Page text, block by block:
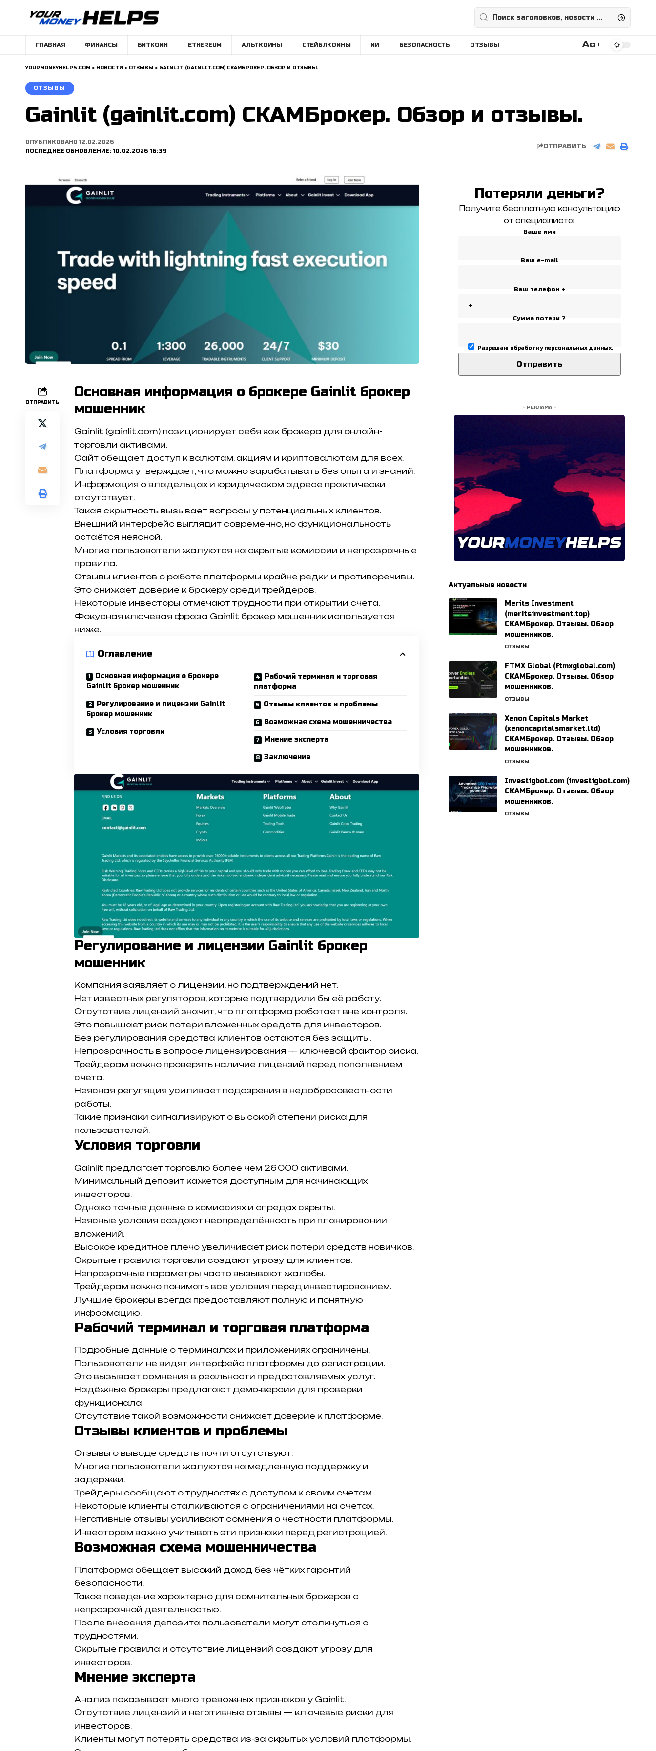
ГЛАВНАЯ ФИНАНСЫ БИТКОИН ETHEREUM АЛЬТКОИНЫ СТЕЙБЛКОИНЫ ИИ БЕЗОПАСНОСТЬ ОТЗЫВЫ
Размера
Aa
YOURMONEYHELPS.COM > НОВОСТИ > ОТЗЫВЫ > GAINLIT (GAINLIT.COM) СКАМБРОКЕР. ОБЗОР И ОТЗЫВЫ.
ОТЗЫВЫ
Gainlit (gainlit.com) СКАМБрокер. Обзор и отзывы.
ПОСЛЕДНЕЕ ОБНОВЛЕНИЕ: 10.02.2026 16:39
ОПУБЛИКОВАНО 12.02.2026
ОТПРАВИТЬ
ОТПРАВИТЬ
Основная информация о брокере Gainlit брокер
мошенник
Gainlit (gainlit.com) позиционирует себя как брокера для онлайн-
торговли активами.
Сайт обещает доступ к валютам, акциям и криптовалютам для всех.
Платформа утверждает, что можно зарабатывать без опыта и знаний.
Информация о владельцах и юридическом адресе практически
отсутствует.
Такая скрытность вызывает вопросы у потенциальных клиентов.
Внешний интерфейс выглядит современно, но функциональность
остаётся неясной.
Многие пользователи жалуются на скрытые комиссии и непрозрачные
правила.
Отзывы клиентов о работе платформы крайне редки и противоречивы.
Это снижает доверие к брокеру среди трейдеров.
Некоторые инвесторы отмечают трудности при открытии счета.
Фокусная ключевая фраза Gainlit брокер мошенник используется
ниже.
Оглавление
Основная информация о брокере
Gainlit брокер мошенник
Регулирование и лицензии Gainlit
брокер мошенник
Условия торговли
Рабочий терминал и торговая
платформа
Отзывы клиентов и проблемы
Возможная схема мошенничества
Мнение эксперта
Заключение
Регулирование и лицензии Gainlit брокер
мошенник
Компания заявляет о лицензии, но подтверждений нет.
Нет известных регуляторов, которые подтвердили бы её работу.
Отсутствие лицензий значит, что платформа работает вне контроля.
Это повышает риск потери вложенных средств для инвесторов.
Без регулирования средства клиентов остаются без защиты.
Непрозрачность в вопросе лицензирования — ключевой фактор риска.
Трейдерам важно проверять наличие лицензий перед пополнением
счета.
Неясная регуляция усиливает подозрения в недобросовестности
работы.
Такие признаки сигнализируют о высокой степени риска для
пользователей.
Условия торговли
Gainlit предлагает торговлю более чем 26 000 активами.
Минимальный депозит кажется доступным для начинающих
инвесторов.
Однако точные данные о комиссиях и спредах скрыты.
Неясные условия создают неопределённость при планировании
вложений.
Высокое кредитное плечо увеличивает риск потери средств новичков.
Скрытые правила торговли создают угрозу для клиентов.
Непрозрачные параметры часто вызывают жалобы.
Трейдерам важно понимать все условия перед инвестированием.
Лучшие брокеры всегда предоставляют полную и понятную
информацию.
Рабочий терминал и торговая платформа
Подробные данные о терминалах и приложениях ограничены.
Пользователи не видят интерфейс платформы до регистрации.
Это вызывает сомнения в реальности предоставляемых услуг.
Надёжные брокеры предлагают демо‑версии для проверки
функционала.
Отсутствие такой возможности снижает доверие к платформе.
Отзывы клиентов и проблемы
Отзывы о выводе средств почти отсутствуют.
Многие пользователи жалуются на медленную поддержку и
задержки.
Трейдеры сообщают о трудностях с доступом к своим счетам.
Некоторые клиенты сталкиваются с ограничениями на счетах.
Негативные отзывы усиливают сомнения о честности платформы.
Инвесторам важно учитывать эти признаки перед регистрацией.
Возможная схема мошенничества
Платформа обещает высокий доход без чётких гарантий
безопасности.
Такое поведение характерно для сомнительных брокеров с
непрозрачной деятельностью.
После внесения депозита пользователи могут столкнуться с
трудностями.
Скрытые правила и отсутствие лицензий создают угрозу для
инвесторов.
Мнение эксперта
Анализ показывает много тревожных признаков у Gainlit.
Отсутствие лицензий и негативные отзывы — ключевые риски для
инвесторов.
Клиенты могут потерять средства из-за скрытых условий платформы.
Потеряли деньги?
Получите бесплатную консультацию
от специалиста.
Ваше имя
Ваш e-mail
Ваш телефон +
Сумма потери ?
Разрешаю обработку персональных данных.
- РЕКЛАМА -
Актуальные новости
Merits Investment
(meritsinvestment.top)
СКАМБрокер. Отзывы. Обзор
мошенников.
ОТЗЫВЫ
FTMX Global (ftmxglobal.com)
СКАМБрокер. Отзывы. Обзор
мошенников.
ОТЗЫВЫ
Xenon Capitals Market
(xenoncapitalsmarket.ltd)
СКАМБрокер. Отзывы. Обзор
мошенников.
ОТЗЫВЫ
Investigbot.com (investigbot.com)
СКАМБрокер. Отзывы. Обзор
мошенников.
ОТЗЫВЫ